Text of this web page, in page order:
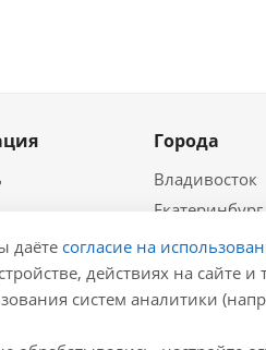
Города
Владивосток
Екатеринбург
Краснодар
Крым
Нижний
даёте согласие на
действиях на сайте
систем аналитики